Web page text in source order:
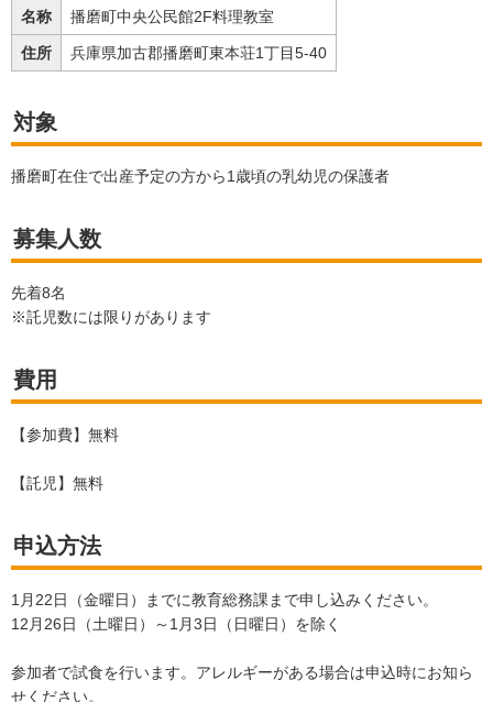
名称 播磨町中央公民館2F料理教室
住所 兵庫県加古郡播磨町東本荘1丁目5-40
対象
播磨町在住で出産予定の方から1歳頃の乳幼児の保護者
募集人数
先着8名
※託児数には限りがあります
費用
【参加費】無料
【託児】無料
申込方法
1月22日（金曜日）までに教育総務課まで申し込みください。
12月26日（土曜日）～1月3日（日曜日）を除く
参加者で試食を行います。アレルギーがある場合は申込時にお知ら
せください。